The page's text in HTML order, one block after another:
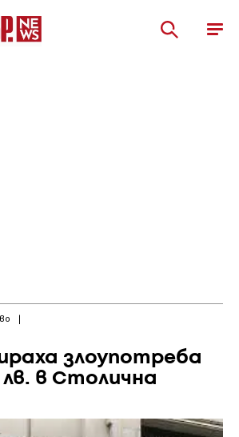
|
злоупотреба
лв. в Столична